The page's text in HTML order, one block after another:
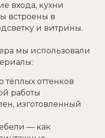
входа, кухни
встроены в
и витрины.
мы использовали
оттенков
работы
изготовленный
— как